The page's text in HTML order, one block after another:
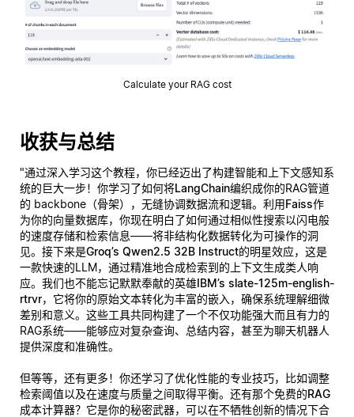
Calculate your RAG cost
收获与总结
"通过深入学习这个教程，你已经迈出了构建智能和上下文感知系
统的巨大一步！你学习了如何将LangChain编织成你的RAG管道
的 backbone（骨架），无缝协调数据流和逻辑。利用Faiss作
为你的向量数据库，你现在明白了如何通过相似性搜索以闪电般
的速度存储和检索信息——将非结构化数据转化为可操作的洞
见。接下来是Groq’s Qwen2.5 32B Instruct的明星效应，这是
一款快速的LLM，通过精准地合成检索到的上下文生成类人响
应。我们也不能忘记默默奉献的英雄IBM’s slate-125m-english-
rtrvr，它将你的原始文本转化为丰富的嵌入，确保系统理解细微
差别和意义。这些工具共同构建了一个不仅功能强大而且有力的
RAG系统——能够应对复杂查询、总结内容，甚至为聊天机器人
提供深度和准确性。
但等等，还有更多！你还学习了优化性能的专业技巧，比如调整
检索阈值以及在速度与质量之间取得平衡。还有那个免费的RAG
成本计算器？它是你的秘密武器，可以在不牺牲创新的情况下合